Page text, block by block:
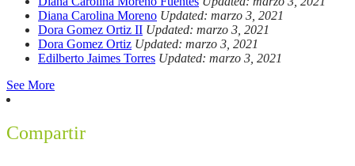
Diana Carolina Moreno Updated: marzo 3, 2021
Dora Gomez Ortiz II Updated: marzo 3, 2021
Dora Gomez Ortiz Updated: marzo 3, 2021
Edilberto Jaimes Torres Updated: marzo 3, 2021
See More
Compartir